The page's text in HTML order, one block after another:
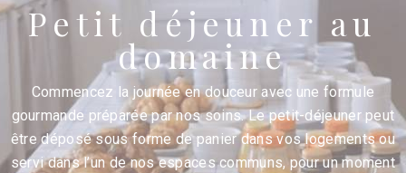
Petit déjeuner au
domaine
Commencez la journée en douceur avec une formule
gourmande préparée par nos soins. Le petit-déjeuner peut
être déposé sous forme de panier dans vos logements ou
servi dans l’un de nos espaces communs, pour un moment